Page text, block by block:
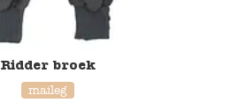
Ridder broek
maileg